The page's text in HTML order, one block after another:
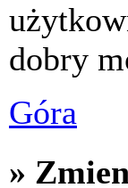
dobry
Góra
»